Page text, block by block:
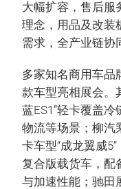
大幅扩容，售后服
理念，用品及改装
需求，全产业链协
多家知名商用车品
款车型亮相展会。
蓝ES1”轻卡覆盖
物流等场景；柳汽
卡车型“成龙翼威
复合版载货车，配
与加速性能；驰田